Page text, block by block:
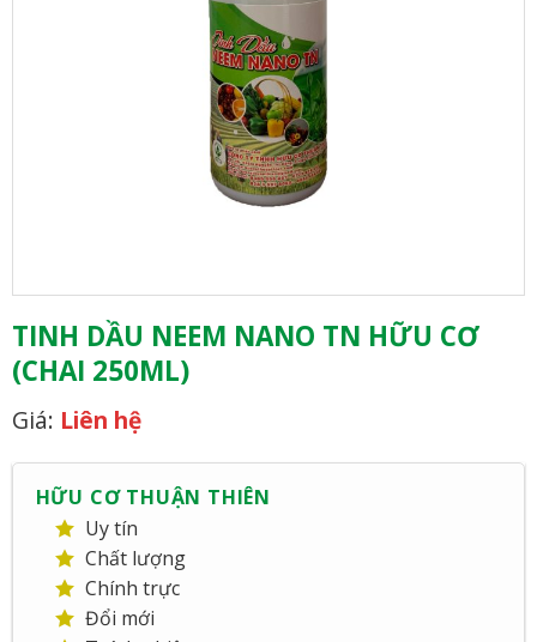
TINH DẦU NEEM NANO TN HỮU CƠ
(CHAI 250ML)
Giá: Liên hệ
HỮU CƠ THUẬN THIÊN
Uy tín
Chất lượng
Chính trực
Đổi mới